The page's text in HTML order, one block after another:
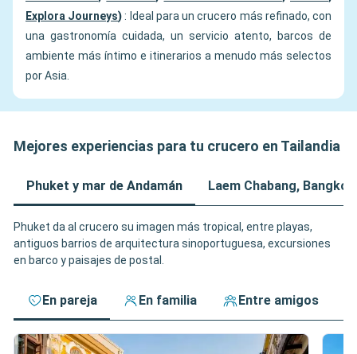
Explora Journeys): Ideal para un crucero más refinado, con
una gastronomía cuidada, un servicio atento, barcos de
ambiente más íntimo e itinerarios a menudo más selectos
por Asia.
Mejores experiencias para tu crucero en Tailandia
Phuket y mar de Andamán Laem Chabang,
Phuket da al crucero su imagen más tropical, entre playas,
antiguos barrios de arquitectura sinoportuguesa, excursiones
en barco y paisajes de postal.
En pareja En familia Entre amigos